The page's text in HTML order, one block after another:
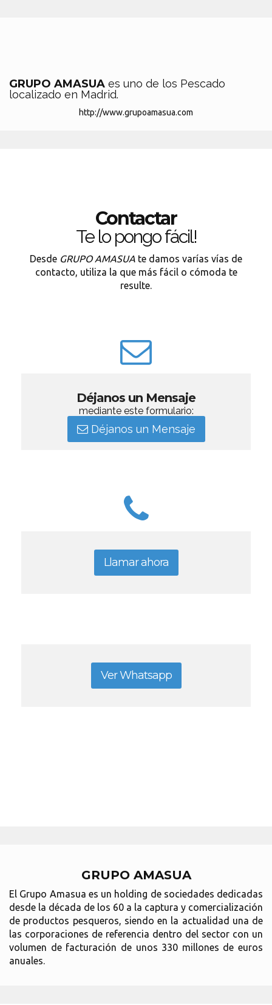
GRUPO AMASUA es uno de los Pescado
localizado en Madrid.
http://www.grupoamasua.com
Contactar
Te lo pongo fácil!
Desde GRUPO AMASUA te damos varías vías de
contacto, utiliza la que más fácil o cómoda te
resulte.
Déjanos un Mensaje
mediante este formulario:
Déjanos un Mensaje
Llamar ahora
Ver Whatsapp
GRUPO AMASUA
El Grupo Amasua es un holding de sociedades dedicadas
desde la década de los 60 a la captura y comercialización
de productos pesqueros, siendo en la actualidad una de
las corporaciones de referencia dentro del sector con un
volumen de facturación de unos 330 millones de euros
anuales.